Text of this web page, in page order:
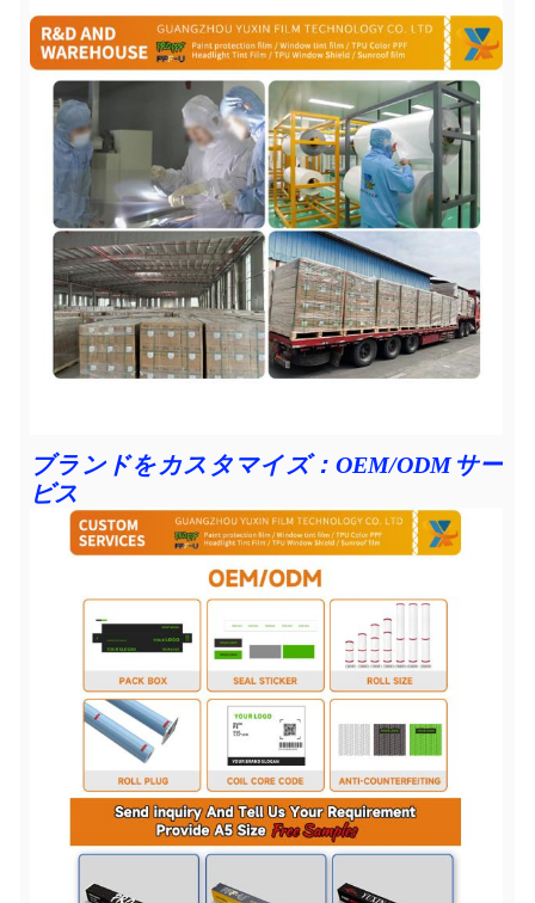
ブランドをカスタマイズ：OEM/ODMサー
ビス